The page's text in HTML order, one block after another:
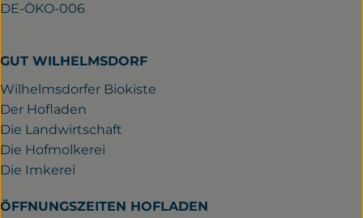
DE-ÖKO-006
GUT WILHELMSDORF
Wilhelmsdorfer Biokiste
Der Hofladen
Die Landwirtschaft
Die Hofmolkerei
Die Imkerei
ÖFFNUNGSZEITEN HOFLADEN